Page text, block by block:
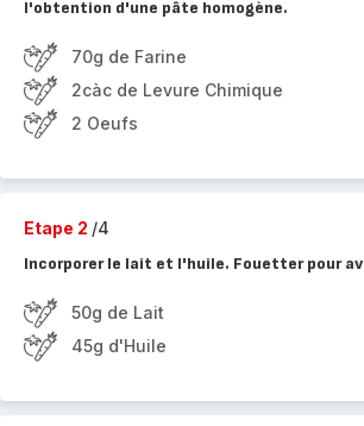
l'obtention d'une pâte homogène.
70g de Farine
2càc de Levure Chimique
2 Oeufs
Etape 2 /4
Incorporer le lait et l'huile. Fouetter pour
50g de Lait
45g d'Huile